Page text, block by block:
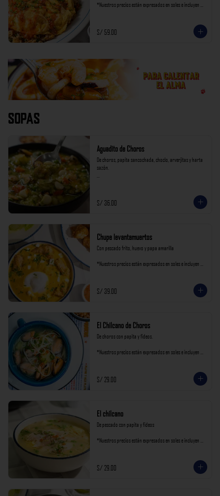
*Nuestros precios están expresados en soles e incluyen
S/ 59.00
Sopas
Aguadito de Choros
De choros, papita sancochada, choclo, arverjitas y harta
sazón.
S/ 36.00
Chupe levantamuertos
Con pescado frito, huevo y papa amarilla
*Nuestros precios están expresados en soles e incluyen
S/ 39.00
El Chilcano de Choros
De choros con papita y fideos.
*Nuestros precios están expresados en soles e incluyen
S/ 29.00
El chilcano
De pescado con papita y fideos
*Nuestros precios están expresados en soles e incluyen
S/ 29.00